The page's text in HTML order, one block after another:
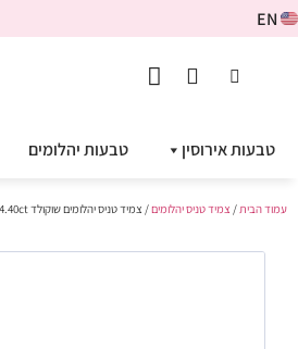
EN
טבעות אירוסין טבעות יהלומים
עמוד הבית/ צמיד טניס יהלומים/ צמיד טניס יהלומים שוקולד 4.40ct